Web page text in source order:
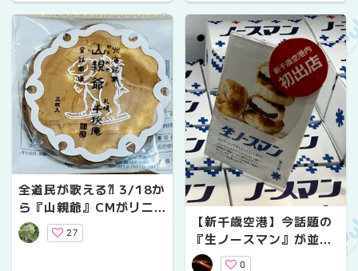
全道民が歌える⁈ 3/18か
ら『山親爺』CMがリニ
ューアルだって！！
27
【新千歳空港】今話題の
『生ノースマン』が並ば
ないで買える！！
0